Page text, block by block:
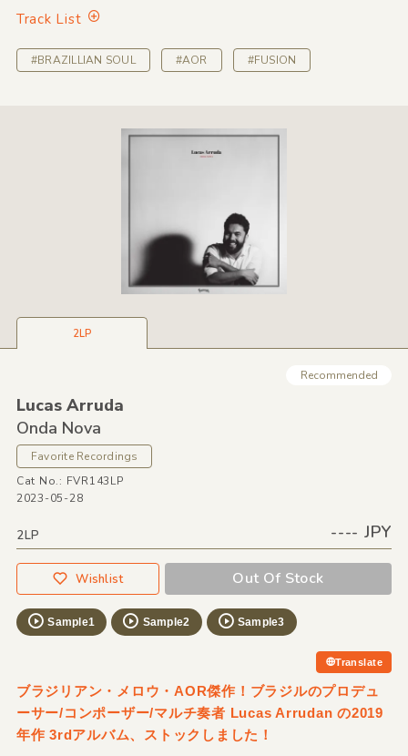
Track List
#BRAZILLIAN SOUL #AOR #FUSION
2LP
Recommended
Lucas Arruda
Onda Nova
Favorite Recordings
Cat No.: FVR143LP
2023-05-28
2LP ---- JPY
Wishlist Out Of Stock
Sample1 Sample2 Sample3
Translate
ブラジリアン・メロウ・AOR傑作！ブラジルのプロデュ
ーサー/コンポーザー/マルチ奏者 Lucas Arrudan の2019
年作 3rdアルバム、ストックしました！